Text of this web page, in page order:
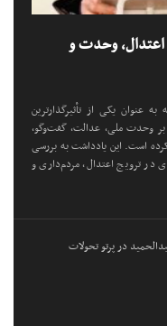
اعتدال، وحدت و
عنوان یکی از تأثیرگذارترین
وحدت ملی، عدالت، گفت‌وگو،
است. این یادداشت به بررسی
ترویج اعتدال، مردم‌داری و
در پرتو تحولات